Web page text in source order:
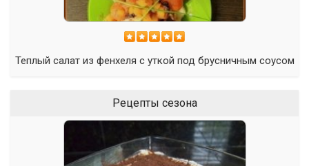
Теплый салат из фенхеля с уткой под брусничным соусом
Рецепты сезона